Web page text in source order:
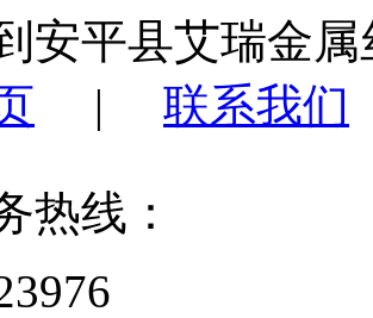
安平县艾瑞金
| 联系我们
热线：